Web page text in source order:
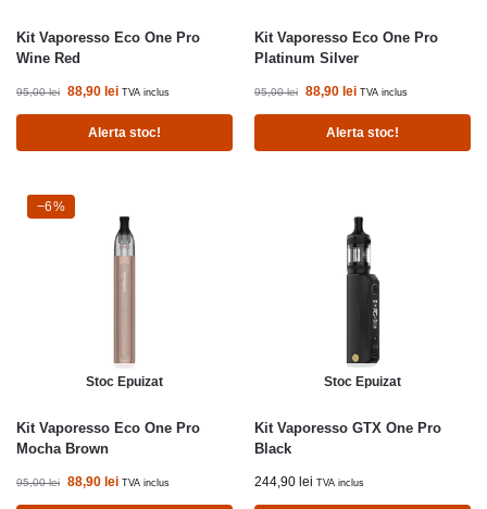
Kit Vaporesso Eco One Pro
Wine Red
95,00lei 88,90 lei TVA inclus
Alerta stoc!
Kit Vaporesso Eco One Pro
Platinum Silver
95,00lei 88,90 lei TVA inclus
Alerta stoc!
-6%
Stoc Epuizat
−6%
Kit Vaporesso Eco One Pro
Mocha Brown
95,00lei 88,90 lei TVA inclus
Stoc Epuizat
Kit Vaporesso GTX One Pro
Black
244,90 lei TVA inclus